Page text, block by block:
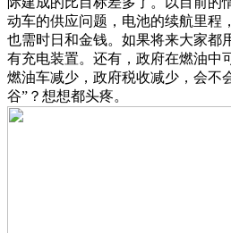
动车的供应问题，电池的续航里程
也需时日和金钱。如果将来大家都
有充电装置。还有，政府在燃油中
燃油车减少，政府税收减少，会不
谷”？想想都头疼。